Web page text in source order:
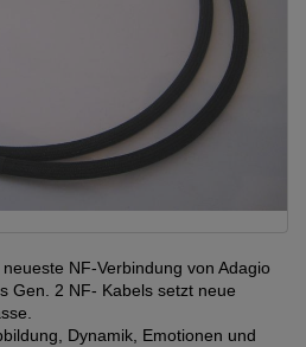
NF-Verbindung von Adagio
Gen. 2 NF- Kabels setzt neue
Dynamik, Emotionen und